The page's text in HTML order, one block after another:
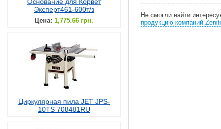
Эксперт461-600т/з
Цена: 1,775.66 грн.
Циркулярная пила JET JPS-
10TS 708481RU
Не смогли найти
продукцию компаний